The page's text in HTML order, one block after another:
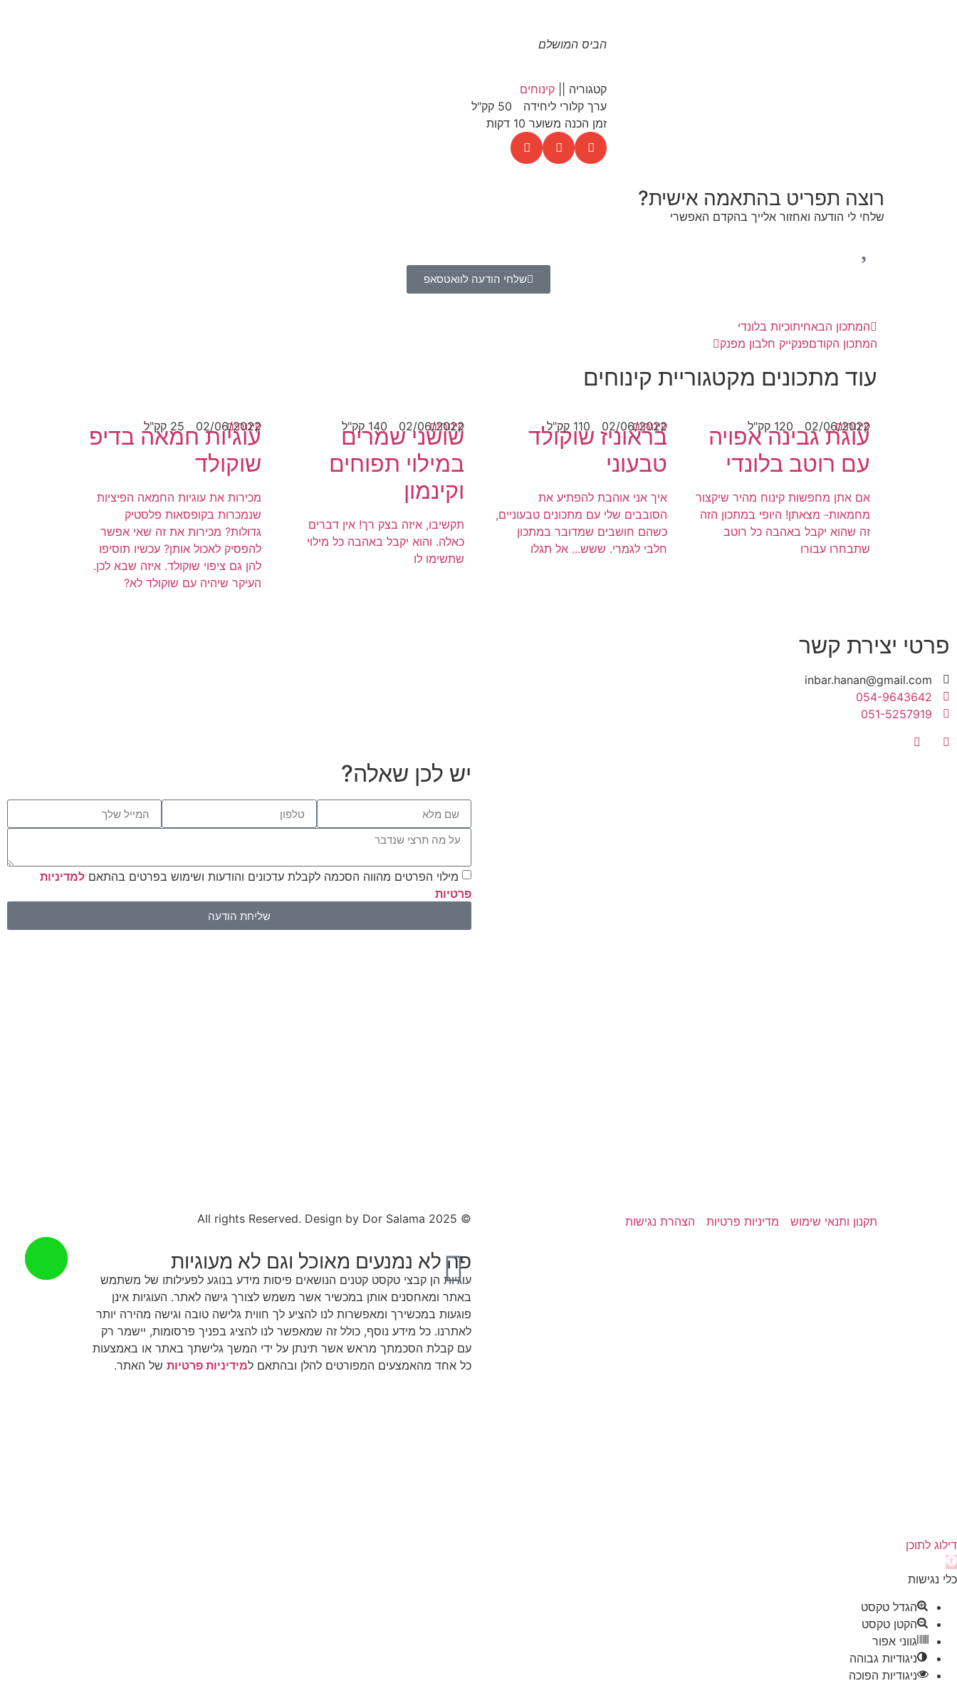
הביס המושלם
קטגוריה || קינוחים
ערך קלורי ליחידה
50 קק"ל
זמן הכנה משוער 10 דקות
רוצה תפריט בהתאמה אישית?
שלחי לי הודעה ואחזור אלייך בהקדם האפשרי
שלחי הודעה לוואטסאפ
המתכון הבאחיתוכיות בלונדי
המתכון הקודםפנקייק חלבון מפנק
עוד מתכונים מקטגוריית קינוחים
עוגת גבינה אפויה
עם רוטב בלונדי
אם אתן מחפשות קינוח מהיר שיקצור
מחמאות- מצאתן! היופי במתכון הזה
זה שהוא יקבל באהבה כל רוטב
שתבחרו עבורו
קינוחים
02/06/2022 120 קק"ל
בראוניז שוקולד
טבעוני
איך אני אוהבת להפתיע את
הסובבים שלי עם מתכונים טבעוניים,
כשהם חושבים שמדובר במתכון
חלבי לגמרי. ששש... אל תגלו
קינוחים
02/06/2022 110 קק"ל
שושני שמרים
במילוי תפוחים
וקינמון
תקשיבו, איזה בצק רך! אין דברים
כאלה. והוא יקבל באהבה כל מילוי
שתשימו לו
קינוחים
02/06/2022 140 קק"ל
עוגיות חמאה בדיפ
שוקולד
מכירות את עוגיות החמאה הפיציות
שנמכרות בקופסאות פלסטיק
גדולות? מכירות את זה שאי אפשר
להפסיק לאכול אותן? עכשיו תוסיפו
להן גם ציפוי שוקולד. איזה שבא לכן.
העיקר שיהיה עם שוקולד לא?
קינוחים
02/06/2022 25 קק"ל
פרטי יצירת קשר
inbar.hanan@gmail.com
054-9643642
051-5257919
יש לכן שאלה?
מילוי הפרטים מהווה הסכמה לקבלת עדכונים והודעות ושימוש בפרטים בהתאם למדיניות
פרטיות
שליחת הודעה
תקנון ותנאי שימוש מדיניות פרטיות הצהרת נגישות © 2025 All rights Reserved. Design by Dor Salama
פה לא נמנעים מאוכל וגם לא מעוגיות
עוגיות הן קבצי טקסט קטנים הנושאים פיסות מידע בנוגע לפעילותו של משתמש
באתר ומאחסנים אותן במכשיר אשר משמש לצורך גישה לאתר. העוגיות אינן
פוגעות במכשירך ומאפשרות לנו להציע לך חווית גלישה טובה וגישה מהירה יותר
לאתרנו. כל מידע נוסף, כולל זה שמאפשר לנו להציג בפניך פרסומות, יישמר רק
עם קבלת הסכמתך מראש אשר תינתן על ידי המשך גלישתך באתר או באמצעות
כל אחד מהאמצעים המפורטים להלן ובהתאם למידיניות פרטיות של האתר.
דילוג לתוכן
פתח
סרגל
כלי נגישות
הגדל טקסט
הקטן טקסט
גווני אפור
ניגודיות גבוהה
ניגודיות הפוכה